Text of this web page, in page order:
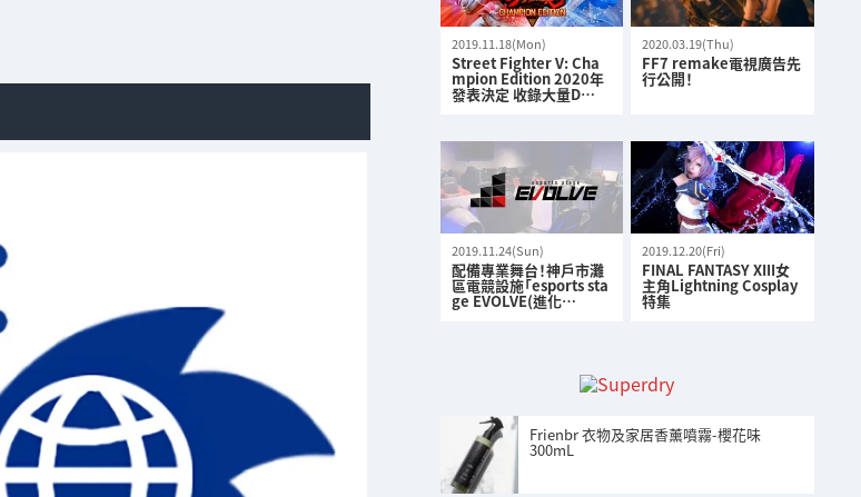
2019.11.18(Mon)
Street Fighter V: Cha
mpion Edition 2020年
發表決定 收錄大量D…
2020.03.19(Thu)
FF7 remake電視廣告先
行公開！
2019.11.24(Sun)
配備專業舞台！神戶市灘
區電競設施「esports sta
ge EVOLVE(進化…
2019.12.20(Fri)
FINAL FANTASY XIII女
主角Lightning Cosplay
特集
Frienbr 衣物及家居香薰噴霧-櫻花味
300mL